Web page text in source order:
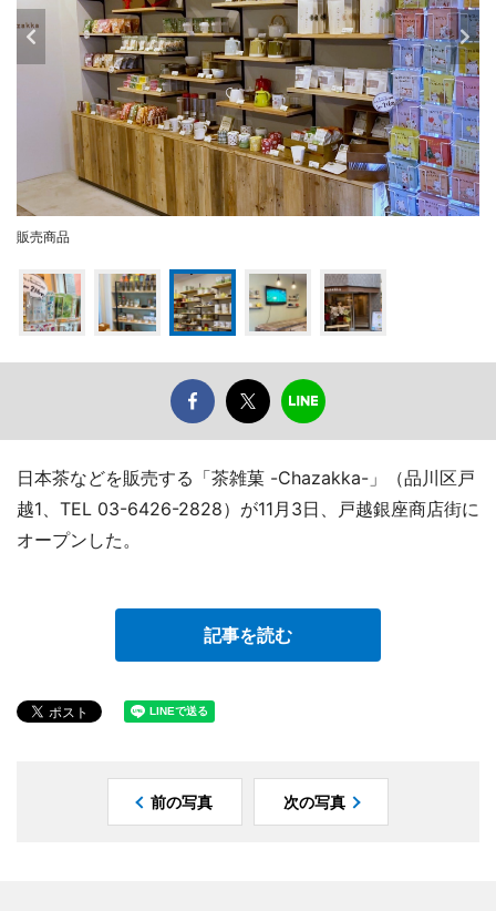
販売商品
日本茶などを販売する「茶雑菓 -Chazakka-」（品川区戸
越1、TEL 03-6426-2828）が11月3日、戸越銀座商店街に
オープンした。
記事を読む
前の写真 次の写真